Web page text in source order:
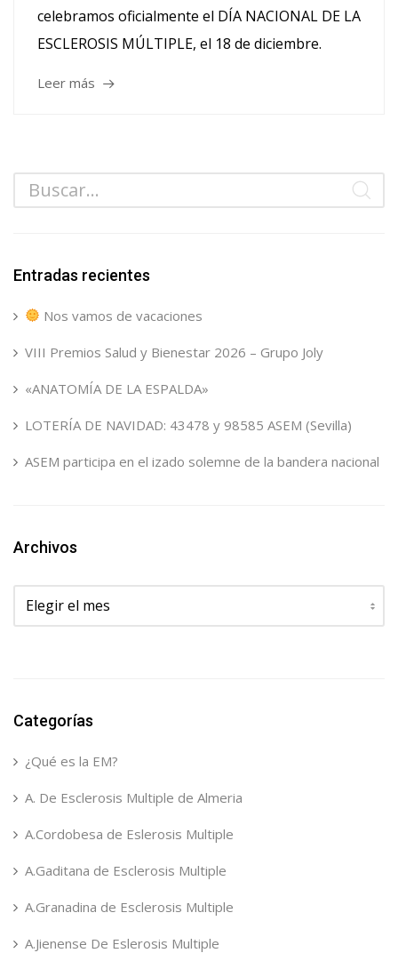
celebramos oficialmente el DÍA NACIONAL DE LA
ESCLEROSIS MÚLTIPLE, el 18 de diciembre.
Leer más
Entradas recientes
Nos vamos de vacaciones
VIII Premios Salud y Bienestar 2026 – Grupo Joly
«ANATOMÍA DE LA ESPALDA»
LOTERÍA DE NAVIDAD: 43478 y 98585 ASEM (Sevilla)
ASEM participa en el izado solemne de la bandera nacional
Archivos
Archivos
Categorías
¿Qué es la EM?
A. De Esclerosis Multiple de Almeria
A.Cordobesa de Eslerosis Multiple
A.Gaditana de Esclerosis Multiple
A.Granadina de Esclerosis Multiple
A.Jienense De Eslerosis Multiple